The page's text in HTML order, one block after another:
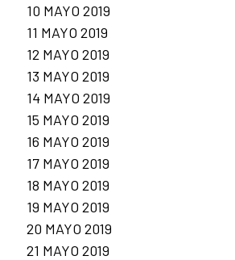
10 MAYO 2019
11 MAYO 2019
12 MAYO 2019
13 MAYO 2019
14 MAYO 2019
15 MAYO 2019
16 MAYO 2019
17 MAYO 2019
18 MAYO 2019
19 MAYO 2019
20 MAYO 2019
21 MAYO 2019